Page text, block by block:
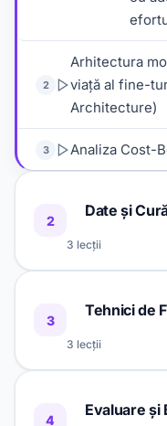
2
Arhitectura
viață al fine-
Architecture)
3 Analiza Cost-
2
Date și
3 lecții
Calitate,
2
Data
Fine-Tuning
3
Tehnici de
3 lecții
— Când, Cum
4
Evaluare și